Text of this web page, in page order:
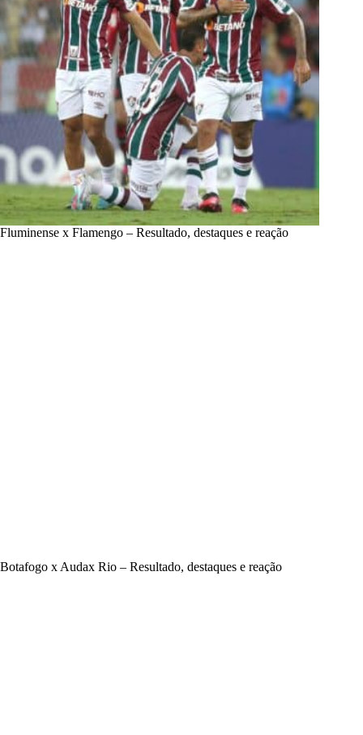
Fluminense x Flamengo – Resultado, destaques e reação
Botafogo x Audax Rio – Resultado, destaques e reação